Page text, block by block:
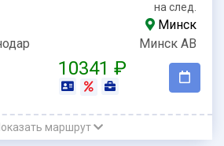
на след.
Минск
Минск АВ
10341 ₽
маршрут